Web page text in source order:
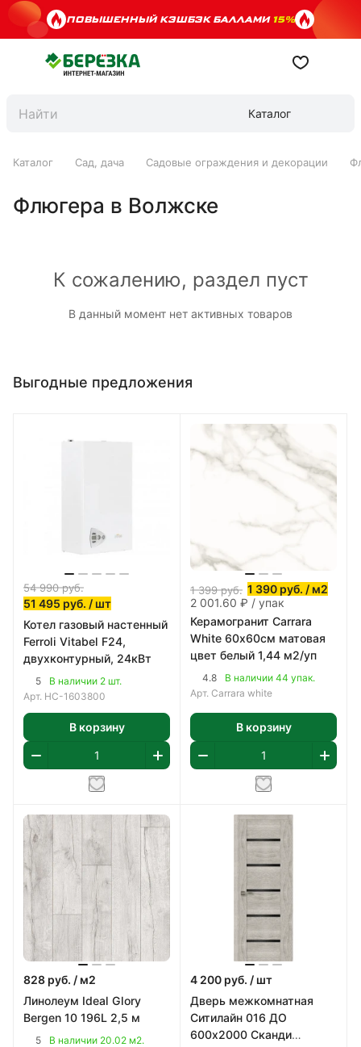
ПОВЫШЕННЫЙ КЭШБЭК БАЛЛАМИ15%
Каталог
Каталог Сад, дача Садовые ограждения и декорации
Флюгера в Волжске
К сожалению, раздел пуст
В данный момент нет активных товаров
Выгодные предложения
54 990руб.
51 495 руб. / шт
Котел газовый настенный
Ferroli Vitabel F24,
двухконтурный, 24кВт
5
В наличии 2 шт.
Арт. НС-1603800
В корзину
1 399руб. 1 390 руб. / м2
2 001.60 ₽ / упак
Керамогранит Carrara
White 60х60см матовая
цвет белый 1,44 м2/уп
4.8
В наличии 44 упак.
Арт. Carrara white
В корзину
828 руб. / м2
Линолеум Ideal Glory
Bergen 10 196L 2,5 м
5
В наличии 20.02 м2.
4 200 руб. / шт
Дверь межкомнатная
Ситилайн 016 ДО
600х2000 Сканди